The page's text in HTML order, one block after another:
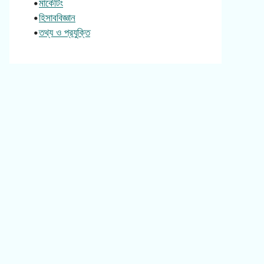
•মার্কেটিং
•হিসাববিজ্ঞান
•তথ্য ও প্রযুক্তি